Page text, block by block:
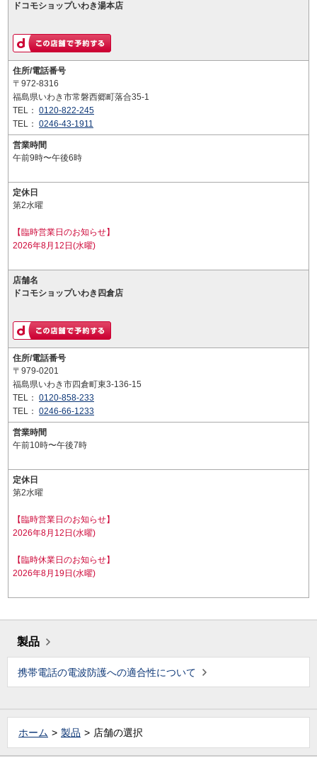
ドコモショップいわき湯本店
住所/電話番号
〒972-8316
福島県いわき市常磐西郷町落合35-1
TEL： 0120-822-245
TEL： 0246-43-1911
営業時間
午前9時〜午後6時
定休日
第2水曜
【臨時営業日のお知らせ】
2026年8月12日(水曜)
店舗名
ドコモショップいわき四倉店
住所/電話番号
〒979-0201
福島県いわき市四倉町東3-136-15
TEL： 0120-858-233
TEL： 0246-66-1233
営業時間
午前10時〜午後7時
定休日
第2水曜
【臨時営業日のお知らせ】
2026年8月12日(水曜)
【臨時休業日のお知らせ】
2026年8月19日(水曜)
製品
携帯電話の電波防護への適合性について
ホーム 製品 店舗の選択